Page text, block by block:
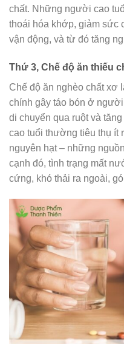
chất. Những người cao
thoái hóa khớp, giảm sức
vận động, và từ đó tăng
Thứ 3, Chế độ ăn thiếu
Chế độ ăn nghèo chất xơ
chính gây táo bón ở
di chuyển qua ruột và
cao tuổi thường tiêu thụ ít
nguyên hạt – những
cạnh đó, tình trạng mất
cứng, khó thải ra ngoài,